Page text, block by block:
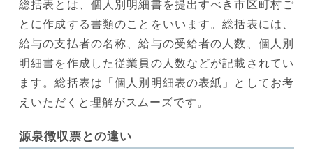
総括表とは、個人別明細書を提出すべき市区町村ご
とに作成する書類のことをいいます。総括表には、
給与の支払者の名称、給与の受給者の人数、個人別
明細書を作成した従業員の人数などが記載されてい
ます。総括表は「個人別明細表の表紙」としてお考
えいただくと理解がスムーズです。
源泉徴収票との違い